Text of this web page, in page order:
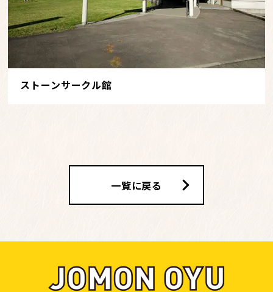
ストーンサークル館
一覧に戻る